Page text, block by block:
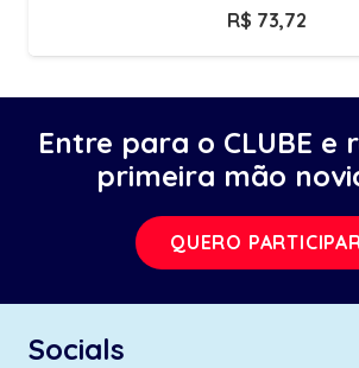
R$ 73,72
Entre para o CLUBE e
primeira mão
QUERO
Socials